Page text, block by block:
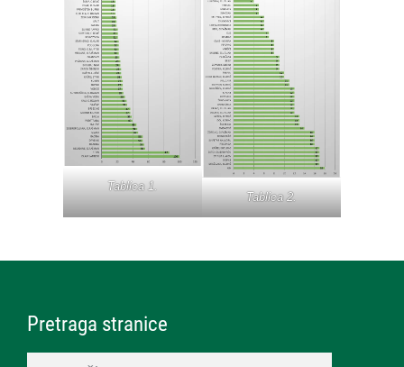
Tablica 1.
Tablica 2.
Pretraga stranice